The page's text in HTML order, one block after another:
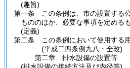
(趣旨)
第一条
この条例は、市の設置する
もののほか、必要な事項を定める
(定義)
第二条
この条例において使用する
(平成二四条例九八・全改)
第二章
排水設備の設置等